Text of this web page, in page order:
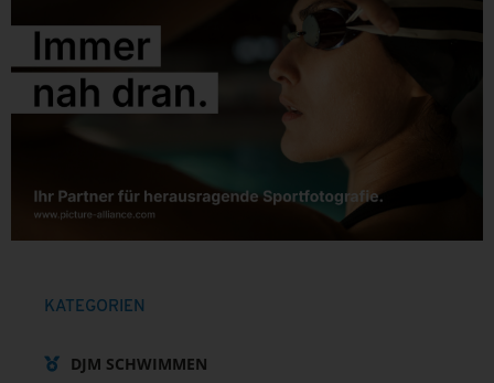
KATEGORIEN
DJM SCHWIMMEN